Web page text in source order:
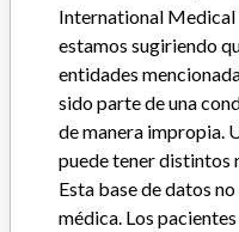
DIASORIN INC.
Dirección del fabricante
Empresa matriz del
International Medical
estamos sugiriendo
entidades
sido parte de una
de manera impropia.
puede tener distintos
Esta base de datos
médica. Los